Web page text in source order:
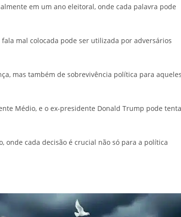
em um ano eleitoral, onde cada palavra pode
mal colocada pode ser utilizada por adversários
mas também de sobrevivência política para
Médio, e o ex-presidente Donald Trump pode
onde cada decisão é crucial não só para a política